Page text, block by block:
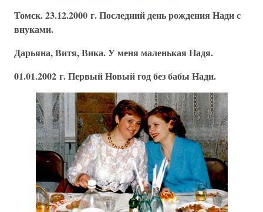
Томск. 23.12.2000 г. Последний день рождения Нади с
внуками.
Дарьяна, Витя, Вика. У меня маленькая Надя.
01.01.2002 г. Первый Новый год без бабы Нади.